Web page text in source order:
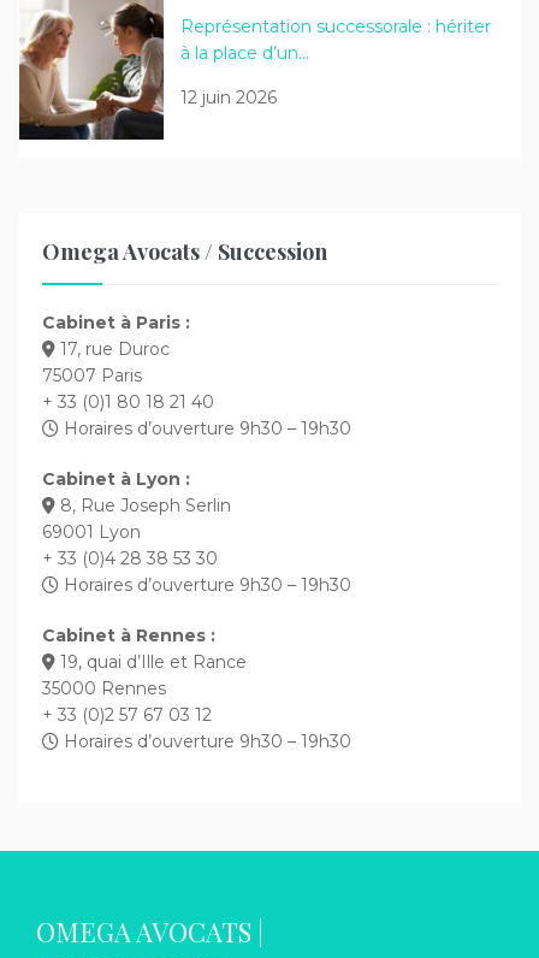
Représentation successorale : hériter
à la place d’un…
12 juin 2026
Omega Avocats / Succession
Cabinet à Paris :
17, rue Duroc
75007 Paris
+ 33 (0)1 80 18 21 40
Horaires d’ouverture 9h30 – 19h30
Cabinet à Lyon :
8, Rue Joseph Serlin
69001 Lyon
+ 33 (0)4 28 38 53 30
Horaires d’ouverture 9h30 – 19h30
Cabinet à Rennes :
19, quai d’Ille et Rance
35000 Rennes
+ 33 (0)2 57 67 03 12
Horaires d’ouverture 9h30 – 19h30
OMEGA AVOCATS |